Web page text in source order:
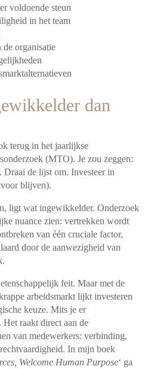
voldoende steun
in het team
de organisatie
dan
terug in het jaarlijkse
(MTO). Je zou zeggen:
Draai de lijst om. Investeer in
blijven).
ligt wat ingewikkelder. Onderzoek
nuance zien: vertrekken wordt
van één cruciale factor,
door de aanwezigheid van
feit. Maar met de
arbeidsmarkt lijkt investeren
keuze. Mits je er
Het raakt direct aan de
van medewerkers: verbinding,
In mijn boek
Welcome Human Purpose‘ ga